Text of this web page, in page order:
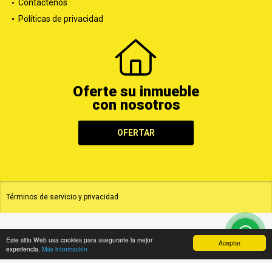
Aceptar
Este sitio Web usa cookies para asegurarte la mejor
experiencia. Más información
Contáctenos
Políticas de privacidad
Oferte su inmueble
con nosotros
OFERTAR
Términos de servicio y privacidad